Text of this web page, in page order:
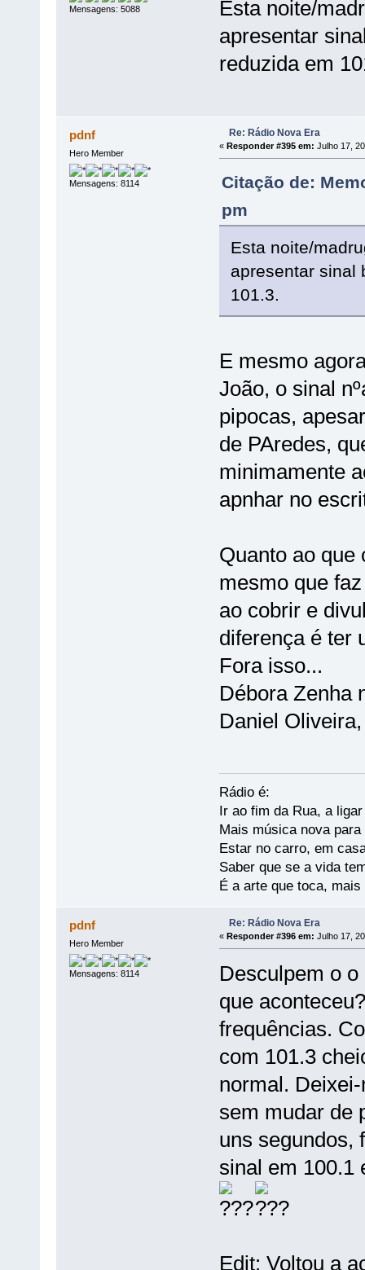
Mensagens: 5088
Esta noite/
apresentar
reduzida em
pdnf
Hero Member
Mensagens: 8114
Re: Rádio Nova Era
« Responder #395 em: Julho 17,
Citação de:
pm
Esta noite/
apresentar sinal
101.3.
E mesmo
João, o sinal
pipocas,
de PAredes,
minimamente
apnhar no
Quanto ao que
mesmo que
ao cobrir e
diferença é ter
Fora isso...
Débora Zenha
Daniel
Rádio é:
Ir ao fim da Rua, a
Mais música nova
Estar no carro, em
Saber que se a vida
É a arte que toca,
pdnf
Hero Member
Mensagens: 8114
Re: Rádio Nova Era
« Responder #396 em: Julho 17,
Desculpem o
que
frequências.
com 101.3
normal.
sem mudar de
uns segundos,
sinal em 100.1
Edit: Voltou a